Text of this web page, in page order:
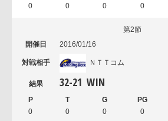
0 0 0 0
第2節
2016/01/16
ＮＴＴコム
32-21 WIN
0 0 0 0